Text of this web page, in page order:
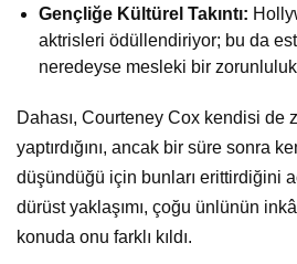
Gençliğe Kültürel Takıntı:
aktrisleri ödüllendiriyor; bu da
neredeyse mesleki bir
Dahası, Courteney Cox kendisi de
yaptırdığını, ancak bir süre sonra
düşündüğü için bunları erittirdiğini
dürüst yaklaşımı, çoğu ünlünün
konuda onu farklı kıldı.